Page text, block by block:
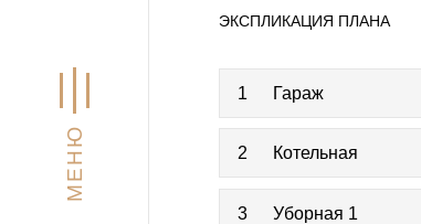
МЕНЮ
ЭКСПЛИКАЦИЯ ПЛАНА
1 Гараж
2 Котельная
3 Уборная 1